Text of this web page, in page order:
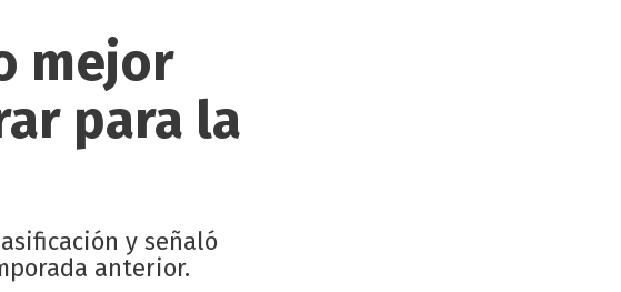
mejor
para la
y señaló
anterior.